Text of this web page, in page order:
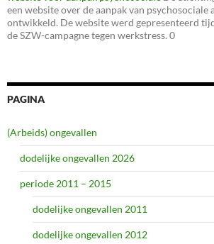
een website over de aanpak van psychosociale
ontwikkeld. De website werd gepresenteerd
de SZW-campagne tegen werkstress. 0
PAGINA
(Arbeids) ongevallen
dodelijke ongevallen 2026
periode 2011 – 2015
dodelijke ongevallen 2011
dodelijke ongevallen 2012